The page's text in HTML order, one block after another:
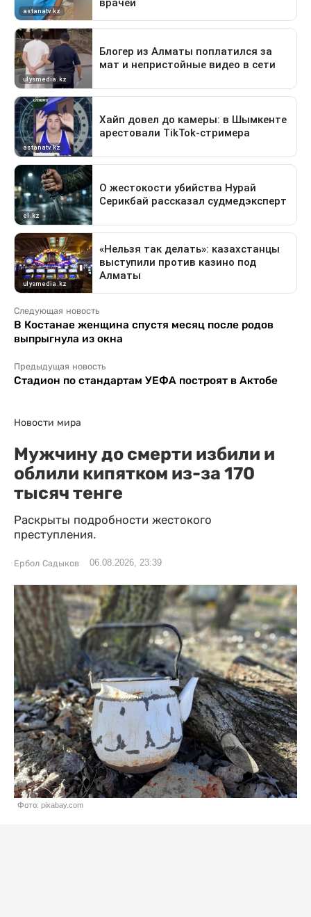
Следующая новость
В Костанае женщина спустя месяц после родов
выпрыгнула из окна
Предыдущая новость
Стадион по стандартам УЕФА построят в Актобе
Новости мира
Мужчину до смерти избили и
облили кипятком из-за 170
тысяч тенге
Раскрыты подробности жестокого
преступления.
Ербол Садыков 06.08.2026, 23:39
Фото: pixabay.com